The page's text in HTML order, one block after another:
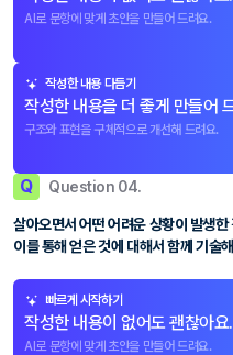
AI로 문항에 맞게 초안을 만들어 드려요.
작성한 내용 다듬기
작성한 내용을 더 좋게 만들어
구조와 표현을 구체적으로 개선해 드려요.
Q Question 04.
살아오면서 어떤 어려운 상황이 발생
이를 통해 얻은 것에 대해서 함께 기술
빠르게 시작하기
작성한 내용이 없어도 괜찮아요.
AI로 문항에 맞게 초안을 만들어 드려요.